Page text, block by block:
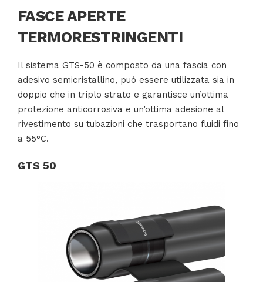
FASCE APERTE
TERMORESTRINGENTI
Il sistema GTS-50 è composto da una fascia con
adesivo semicristallino, può essere utilizzata sia in
doppio che in triplo strato e garantisce un’ottima
protezione anticorrosiva e un’ottima adesione al
rivestimento su tubazioni che trasportano fluidi fino
a 55°C.
GTS 50